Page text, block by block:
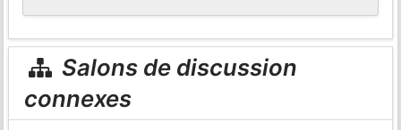
Salons de discussion
connexes